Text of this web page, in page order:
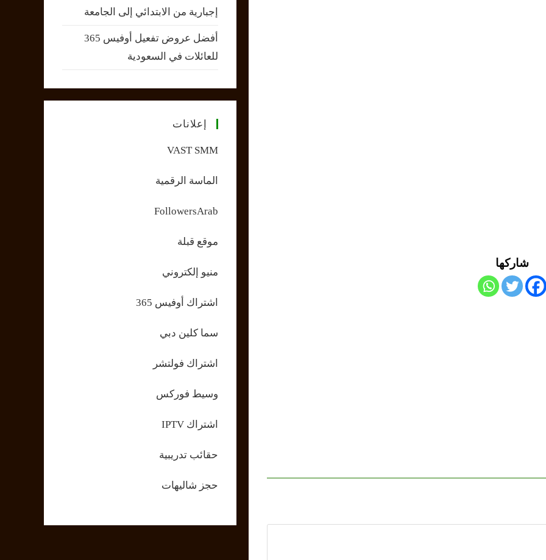
شاركها
إجبارية من الابتدائي إلى الجامعة
أفضل عروض تفعيل أوفيس 365
للعائلات في السعودية
إعلانات
VAST SMM
الماسة الرقمية
FollowersArab
موقع قبلة
منيو إلكتروني
اشتراك أوفيس 365
سما كلين دبي
اشتراك فولتشر
وسيط فوركس
اشتراك IPTV
حقائب تدريبية
حجز شاليهات